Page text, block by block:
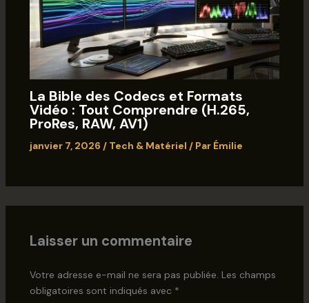
La Bible des Codecs et Formats
Vidéo : Tout Comprendre (H.265,
ProRes, RAW, AV1)
janvier 7, 2026 / Tech & Matériel / Par Émilie
Laisser un commentaire
Votre adresse e-mail ne sera pas publiée. Les champs
obligatoires sont indiqués avec *